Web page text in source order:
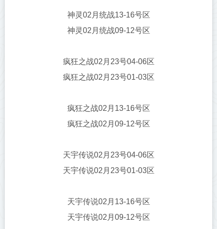
神灵02月统战13-16号区
神灵02月统战09-12号区
疯狂之战02月23号04-06区
疯狂之战02月23号01-03区
疯狂之战02月13-16号区
疯狂之战02月09-12号区
天宇传说02月23号04-06区
天宇传说02月23号01-03区
天宇传说02月13-16号区
天宇传说02月09-12号区